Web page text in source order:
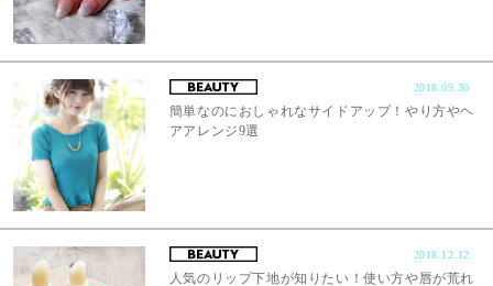
2018.09.30
簡単なのにおしゃれなサイドアップ！やり方やヘ
アアレンジ9選
2018.12.12
人気のリップ下地が知りたい！使い方や唇が荒れ